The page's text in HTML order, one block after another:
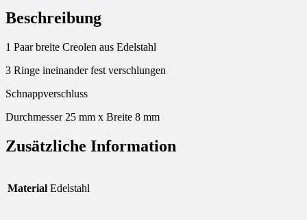
Beschreibung
1 Paar breite Creolen aus Edelstahl
3 Ringe ineinander fest verschlungen
Schnappverschluss
Durchmesser 25 mm x Breite 8 mm
Zusätzliche Information
Material Edelstahl